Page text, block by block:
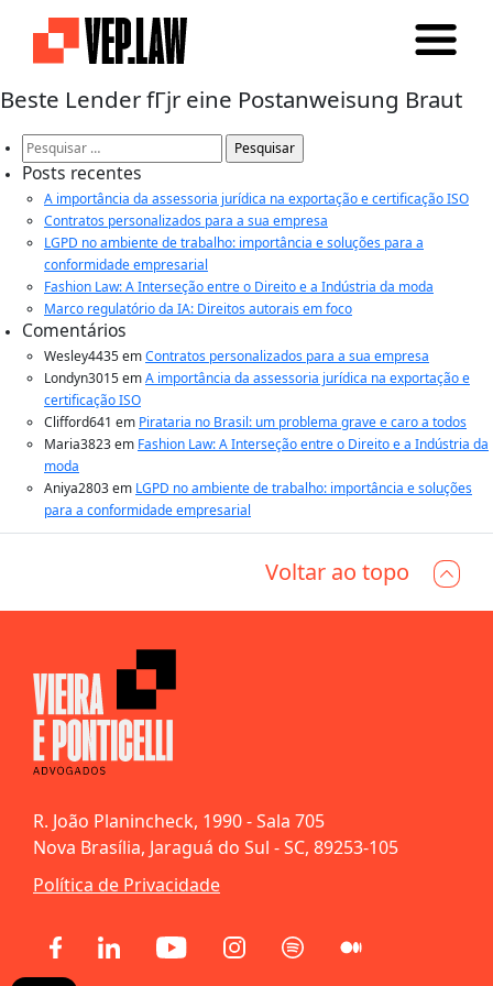
Beste Lender fГјr eine Postanweisung Braut
Pesquisar
por:
Posts recentes
A importância da assessoria jurídica na exportação e certificação ISO
Contratos personalizados para a sua empresa
LGPD no ambiente de trabalho: importância e soluções para a
conformidade empresarial
Fashion Law: A Interseção entre o Direito e a Indústria da moda
Marco regulatório da IA: Direitos autorais em foco
Comentários
Wesley4435emContratos personalizados para a sua empresa
Londyn3015emA importância da assessoria jurídica na exportação e
certificação ISO
Clifford641 em Pirataria no Brasil: um problema grave e caro a todos
Maria3823em Fashion Law: A Interseção entre o Direito e a Indústria da
moda
Aniya2803em LGPD no ambiente de trabalho: importância e soluções
para a conformidade empresarial
Voltar ao topo
R. João Planincheck, 1990 - Sala 705
Nova Brasília, Jaraguá do Sul - SC, 89253-105
Política de Privacidade